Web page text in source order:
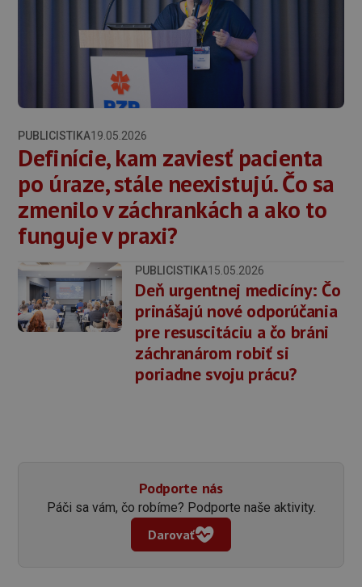
PUBLICISTIKA19.05.2026
Definície, kam zaviesť pacienta
po úraze, stále neexistujú. Čo sa
zmenilo v záchrankách a ako to
funguje v praxi?
PUBLICISTIKA15.05.2026
Deň urgentnej medicíny: Čo
prinášajú nové odporúčania
pre resuscitáciu a čo bráni
záchranárom robiť si
poriadne svoju prácu?
Podporte nás
Páči sa vám, čo robíme? Podporte naše aktivity.
Darovať